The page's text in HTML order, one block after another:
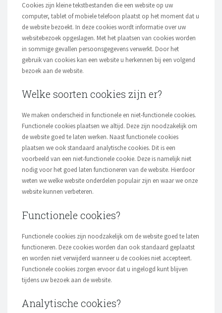
Cookies zijn kleine tekstbestanden die een website op uw
computer, tablet of mobiele telefoon plaatst op het moment dat u
de website bezoekt. In deze cookies wordt informatie over uw
websitebezoek opgeslagen. Met het plaatsen van cookies worden
in sommige gevallen persoonsgegevens verwerkt. Door het
gebruik van cookies kan een website u herkennen bij een volgend
bezoek aan de website.
Welke soorten cookies zijn er?
We maken onderscheid in functionele en niet-functionele cookies.
Functionele cookies plaatsen we altijd. Deze zijn noodzakelijk om
de website goed te laten werken. Naast functionele cookies
plaatsen we ook standaard analytische cookies. Dit is een
voorbeeld van een niet-functionele cookie. Deze is namelijk niet
nodig voor het goed laten functioneren van de website. Hierdoor
weten we welke website onderdelen populair zijn en waar we onze
website kunnen verbeteren.
Functionele cookies?
Functionele cookies zijn noodzakelijk om de website goed te laten
functioneren. Deze cookies worden dan ook standaard geplaatst
en worden niet verwijderd wanneer u de cookies niet accepteert.
Functionele cookies zorgen ervoor dat u ingelogd kunt blijven
tijdens uw bezoek aan de website.
Analytische cookies?